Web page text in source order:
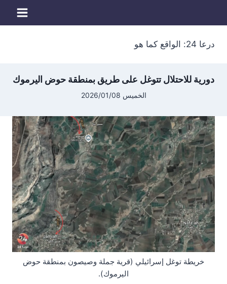
درعا 24: الواقع كما هو
دورية للاحتلال تتوغل على طريق بمنطقة حوض اليرموك
الخميس 2026/01/08
خريطة توغل إسرائيلي (قرية جملة وصيصون بمنطقة حوض
اليرموك).